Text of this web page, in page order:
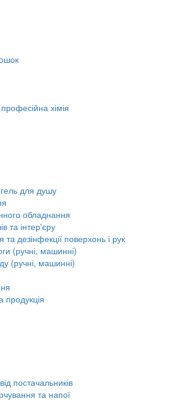
хімія
для душу
обладнання
та інтер'єру
дезінфекції поверхонь і рук
(ручні, машинні)
(ручні, машинні)
продукція
постачальників
та напої